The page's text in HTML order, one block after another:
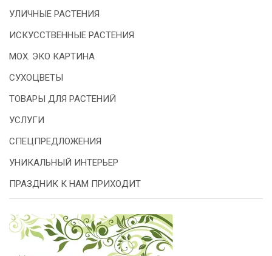
УЛИЧНЫЕ РАСТЕНИЯ
ИСКУССТВЕННЫЕ РАСТЕНИЯ
МОХ. ЭКО КАРТИНА
СУХОЦВЕТЫ
ТОВАРЫ ДЛЯ РАСТЕНИЙ
УСЛУГИ
СПЕЦПРЕДЛОЖЕНИЯ
УНИКАЛЬНЫЙ ИНТЕРЬЕР
ПРАЗДНИК К НАМ ПРИХОДИТ